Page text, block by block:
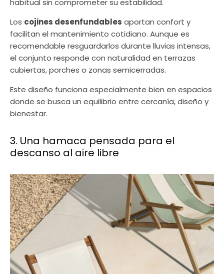
habitual sin comprometer su estabilidad.
Los cojines desenfundables aportan confort y
facilitan el mantenimiento cotidiano. Aunque es
recomendable resguardarlos durante lluvias intensas,
el conjunto responde con naturalidad en terrazas
cubiertas, porches o zonas semicerradas.
Este diseño funciona especialmente bien en espacios
donde se busca un equilibrio entre cercanía, diseño y
bienestar.
3. Una hamaca pensada para el
descanso al aire libre